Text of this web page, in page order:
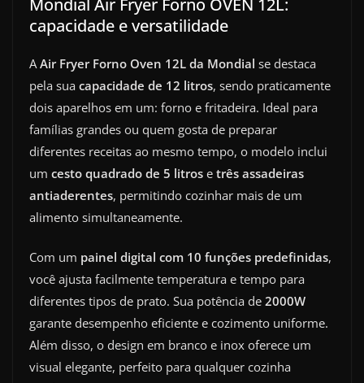
capacidade e versatilidade
A Air Fryer Forno Oven 12L da Mondial se destaca
pela sua capacidade de 12 litros, sendo praticamente
dois aparelhos em um: forno e fritadeira. Ideal para
famílias grandes ou quem gosta de preparar
diferentes receitas ao mesmo tempo, o modelo inclui
um cesto quadrado de 5 litros e três assadeiras
antiaderentes, permitindo cozinhar mais de um
alimento simultaneamente.
Com um painel digital com 10 funções predefinidas,
você ajusta facilmente temperatura e tempo para
diferentes tipos de prato. Sua potência de 2000W
garante desempenho eficiente e cozimento uniforme.
Além disso, o design em branco e inox oferece um
visual elegante, perfeito para qualquer cozinha